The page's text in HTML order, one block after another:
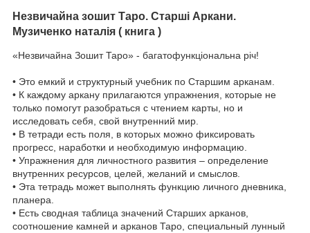
Незвичайна зошит Таро. Старші Аркани.
Музиченко наталія ( книга )
«Незвичайна Зошит Таро» - багатофункціональна річ!
• Это емкий и структурный учебник по Старшим арканам.
• К каждому аркану прилагаются упражнения, которые не
только помогут разобраться с чтением карты, но и
исследовать себя, свой внутренний мир.
• В тетради есть поля, в которых можно фиксировать
прогресс, наработки и необходимую информацию.
• Упражнения для личностного развития – определение
внутренних ресурсов, целей, желаний и смыслов.
• Эта тетрадь может выполнять функцию личного дневника,
планера.
• Есть сводная таблица значений Старших арканов,
соотношение камней и арканов Таро, специальный лунный